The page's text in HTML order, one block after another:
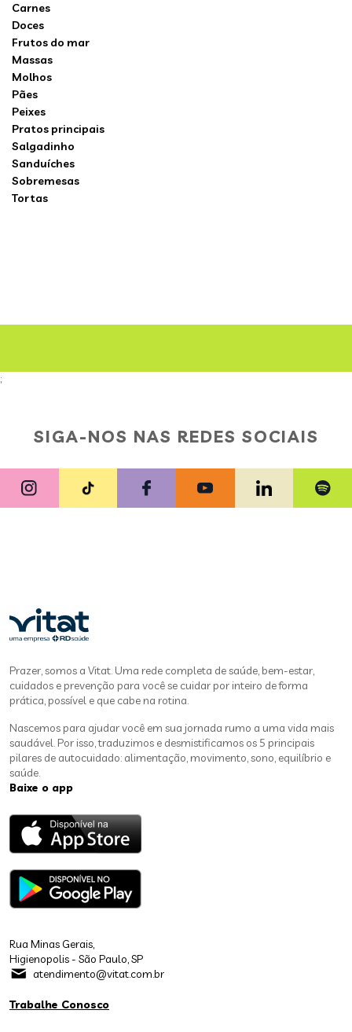
Carnes
Doces
Frutos do mar
Massas
Molhos
Pães
Peixes
Pratos principais
Salgadinho
Sanduíches
Sobremesas
Tortas
;
SIGA-NOS NAS REDES SOCIAIS
Prazer, somos a Vitat. Uma rede completa de saúde, bem-estar,
cuidados e prevenção para você se cuidar por inteiro de forma
prática, possível e que cabe na rotina.
Nascemos para ajudar você em sua jornada rumo a uma vida mais
saudável. Por isso, traduzimos e desmistificamos os 5 principais
pilares de autocuidado: alimentação, movimento, sono, equilíbrio e
saúde.
Baixe o app
Rua Minas Gerais,
Higienopolis - São Paulo, SP
atendimento@vitat.com.br
Trabalhe Conosco